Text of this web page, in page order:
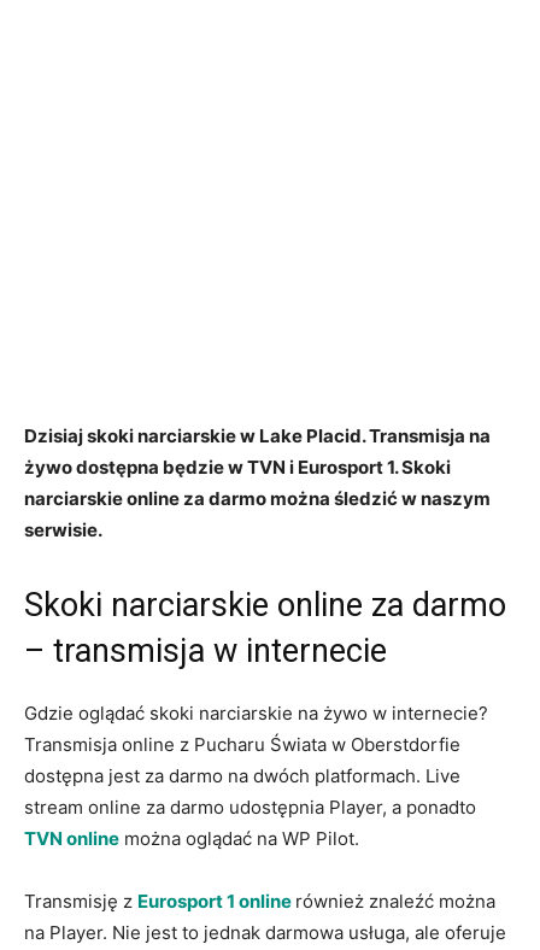
Dzisiaj skoki narciarskie w Lake Placid. Transmisja na
żywo dostępna będzie w TVN i Eurosport 1. Skoki
narciarskie online za darmo można śledzić w naszym
serwisie.
Skoki narciarskie online za darmo
– transmisja w internecie
Gdzie oglądać skoki narciarskie na żywo w internecie?
Transmisja online z Pucharu Świata w Oberstdorfie
dostępna jest za darmo na dwóch platformach. Live
stream online za darmo udostępnia Player, a ponadto
TVN online można oglądać na WP Pilot.
Transmisję z Eurosport 1 online również znaleźć można
na Player. Nie jest to jednak darmowa usługa, ale oferuje